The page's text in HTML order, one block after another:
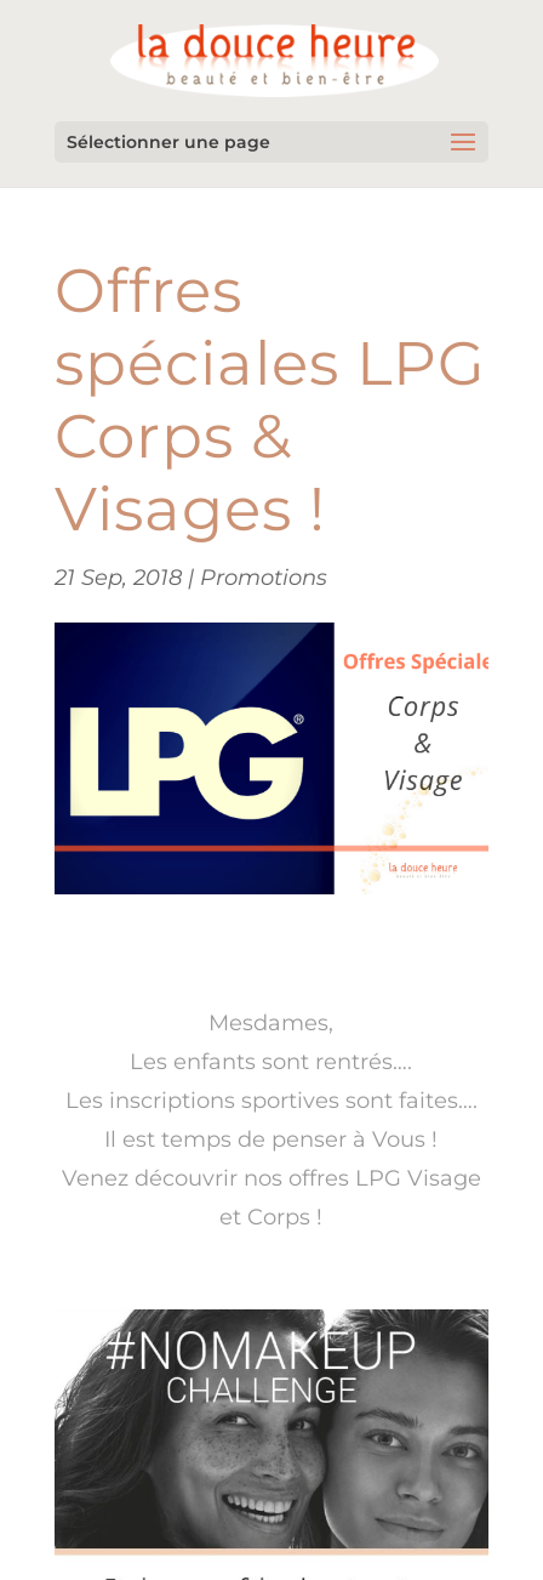
Sélectionner une page
Offres
spéciales LPG
Corps &
Visages !
21 Sep, 2018| Promotions
Mesdames,
Les enfants sont rentrés….
Les inscriptions sportives sont faites….
Il est temps de penser à Vous !
Venez découvrir nos offres LPG Visage
et Corps !